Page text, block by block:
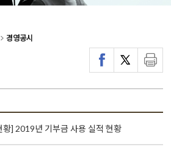
경영공시
황] 2019년 기부금 사용 실적 현황